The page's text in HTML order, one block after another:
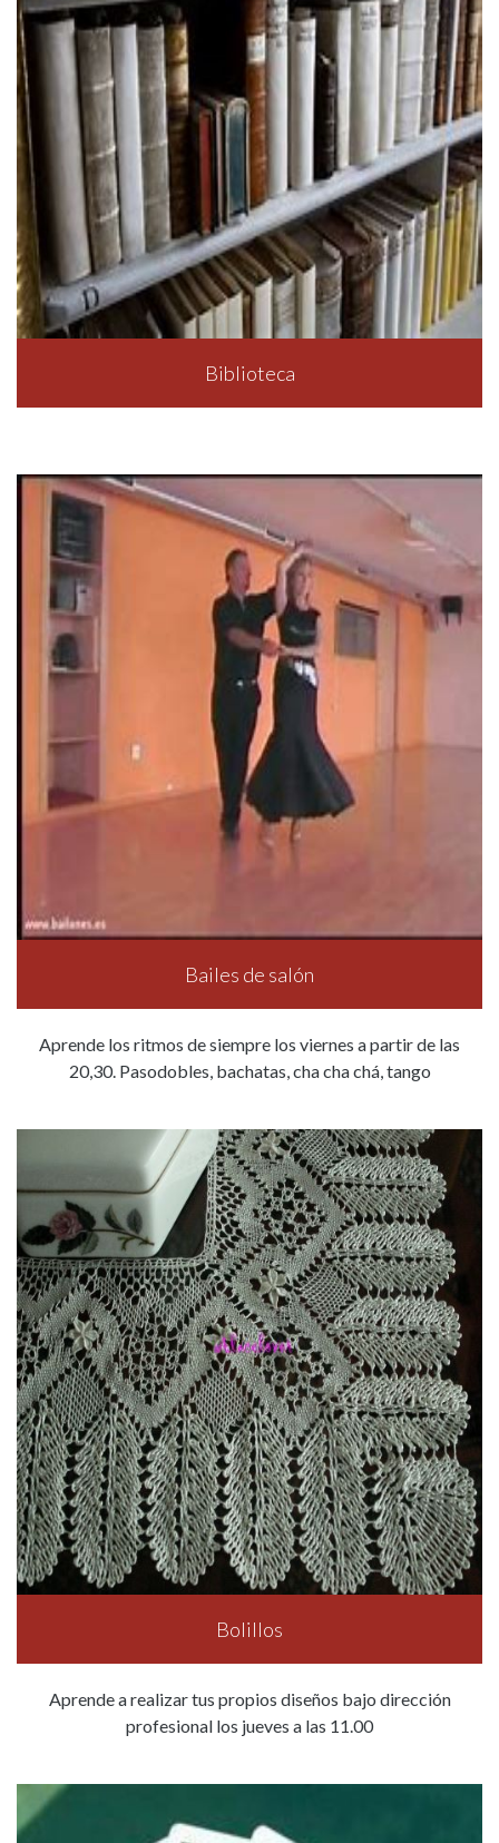
Biblioteca
Bailes de salón
Aprende los ritmos de siempre los viernes a partir de las
20,30. Pasodobles, bachatas, cha cha chá, tango
Bolillos
Aprende a realizar tus propios diseños bajo dirección
profesional los jueves a las 11.00